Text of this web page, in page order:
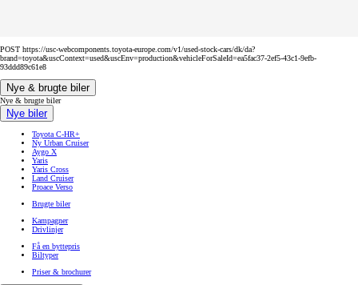
POST https://usc-webcomponents.toyota-europe.com/v1/used-stock-cars/dk/da?
brand=toyota&uscContext=used&uscEnv=production&vehicleForSaleId=ea5fac37-2ef5-43c1-9efb-
93ddd89c61e8
Nye & brugte biler
Nye & brugte biler
Nye biler
Toyota C-HR+
Ny Urban Cruiser
Aygo X
Yaris
Yaris Cross
Land Cruiser
Proace Verso
Brugte biler
Kampagner
Drivlinjer
Få en byttepris
Biltyper
Priser & brochurer